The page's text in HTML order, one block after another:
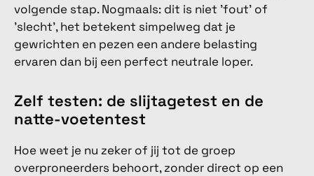
volgende stap. Nogmaals: dit is niet 'fout' of
'slecht', het betekent simpelweg dat je
gewrichten en pezen een andere belasting
ervaren dan bij een perfect neutrale loper.
Zelf testen: de slijtagetest en de
natte-voetentest
Hoe weet je nu zeker of jij tot de groep
overproneerders behoort, zonder direct op een